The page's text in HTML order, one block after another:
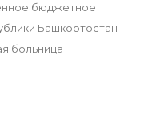
бюджетное
Башкортостан
больница